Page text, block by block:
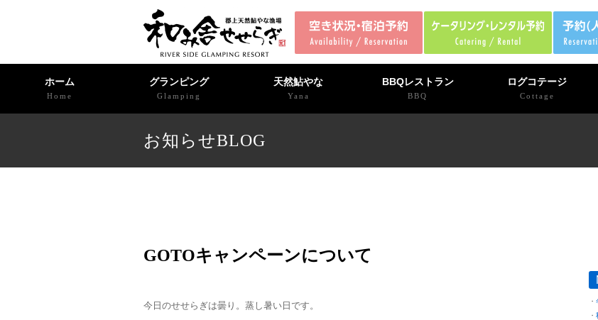
ホーム
Home
グランピング
Glamping
天然鮎やな
Yana
BBQレストラン
BBQ
ログコテージ
Cottage
お知らせBLOG
GOTOキャンペーンについて
今日のせせらぎは曇り。蒸し暑い日です。